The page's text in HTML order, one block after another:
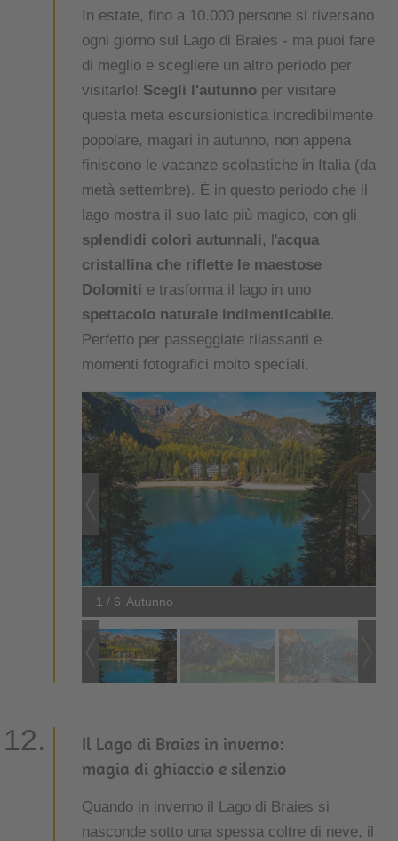
In estate, fino a 10.000 persone si riversano
ogni giorno sul Lago di Braies - ma puoi fare
di meglio e scegliere un altro periodo per
visitarlo! Scegli l'autunno per visitare
questa meta escursionistica incredibilmente
popolare, magari in autunno, non appena
finiscono le vacanze scolastiche in Italia (da
metà settembre). È in questo periodo che il
lago mostra il suo lato più magico, con gli
splendidi colori autunnali, l'acqua
cristallina che riflette le maestose
Dolomiti e trasforma il lago in uno
spettacolo naturale indimenticabile.
Perfetto per passeggiate rilassanti e
momenti fotografici molto speciali.
1 / 6 Autunno
Il Lago di Braies in inverno:
magia di ghiaccio e silenzio
Quando in inverno il Lago di Braies si
nasconde sotto una spessa coltre di neve, il